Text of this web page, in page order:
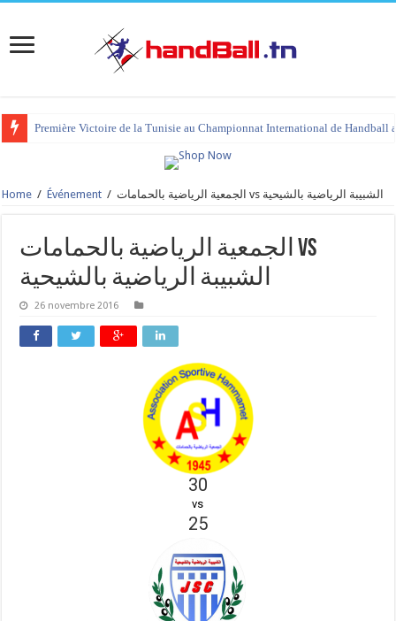
Première Victoire de la Tunisie au Championnat International de Handball
Home / Événement / الجمعية الرياضية بالحمامات vs الشبيبة الرياضية بالشيحية
الجمعية الرياضية بالحمامات vs
الشبيبة الرياضية بالشيحية
26 novembre 2016
30
vs
25